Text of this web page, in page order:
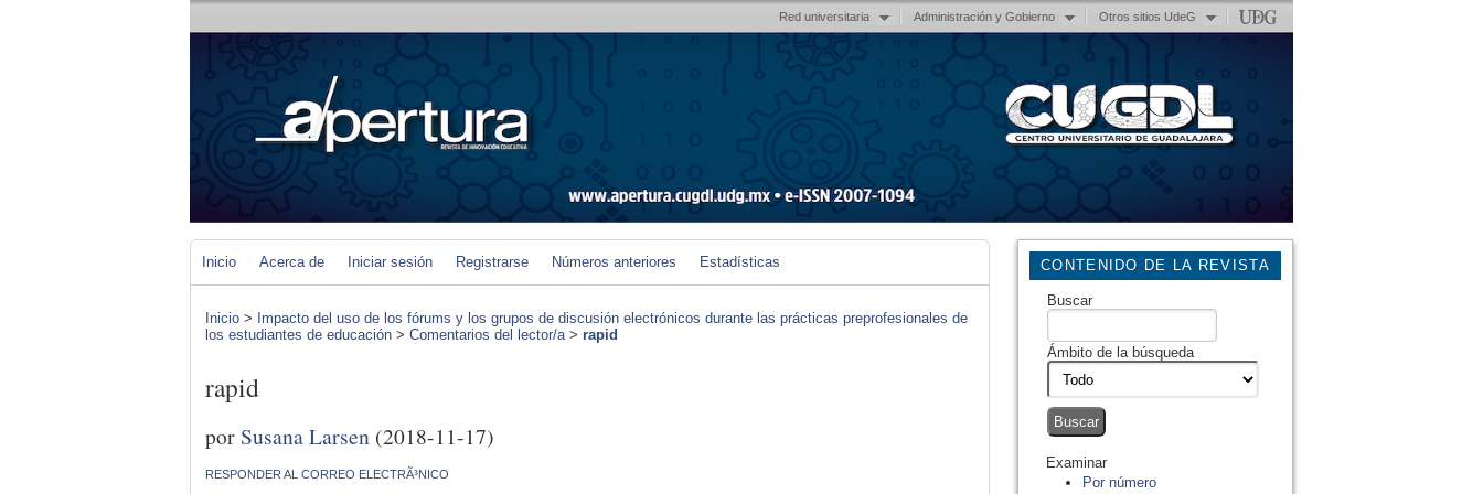
Red universitaria Administración y Gobierno Otros sitios UdeG
CONTENIDO DE LA REVISTA
Buscar
Ámbito de la búsqueda
Examinar
Por número
Inicio Acerca de Iniciar sesión Registrarse Números anteriores Estadísticas
Inicio > Impacto del uso de los fórums y los grupos de discusión electrónicos durante las prácticas preprofesionales de
los estudiantes de educación > Comentarios del lector/a> rapid
rapid
porSusana Larsen (2018-11-17)
RESPONDER AL CORREO ELECTRÃ³NICO